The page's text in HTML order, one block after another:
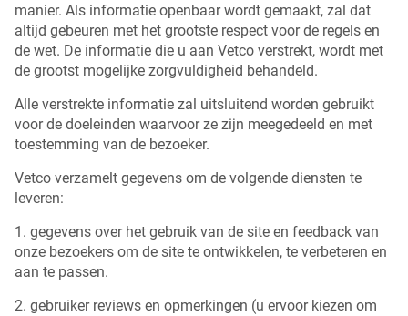
manier. Als informatie openbaar wordt gemaakt, zal dat
altijd gebeuren met het grootste respect voor de regels en
de wet. De informatie die u aan Vetco verstrekt, wordt met
de grootst mogelijke zorgvuldigheid behandeld.
Alle verstrekte informatie zal uitsluitend worden gebruikt
voor de doeleinden waarvoor ze zijn meegedeeld en met
toestemming van de bezoeker.
Vetco verzamelt gegevens om de volgende diensten te
leveren:
1. gegevens over het gebruik van de site en feedback van
onze bezoekers om de site te ontwikkelen, te verbeteren en
aan te passen.
2. gebruiker reviews en opmerkingen (u ervoor kiezen om